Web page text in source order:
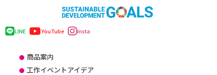
LINE YouTube Insta
商品案内
工作イベントアイデア